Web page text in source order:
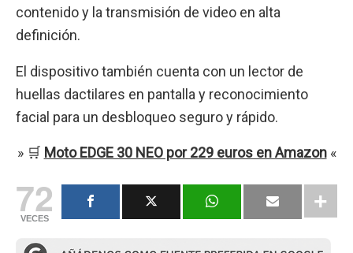
contenido y la transmisión de video en alta
definición.
El dispositivo también cuenta con un lector de
huellas dactilares en pantalla y reconocimiento
facial para un desbloqueo seguro y rápido.
» 🛒 Moto EDGE 30 NEO por 229 euros en Amazon«
72
VECES